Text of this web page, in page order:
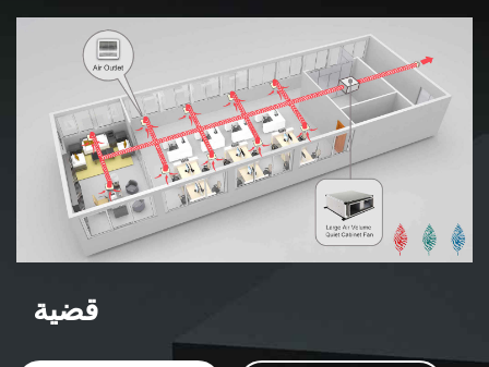
والضوضاء المنخفضة لتزويد
الهواء بزاوية التقاطع، وسهل
التركيب، والضغط العالي. بناء
غير مرئي، منعش ويجمل
حياتك.
جديد ذات ضغط عالٍ وطبقات
مزدوجة، وقناة هواء حلزونية
ذات مقاومة منخفضة ومآخذ
مزدوجة، تقلل بشكل فعال من
مقاومة الهواء داخل القناة
والمكره، ويضمن المحرك
المزدوج والمكره قوة قوية
للمروحة وهواء كبير المجلد.
قضية